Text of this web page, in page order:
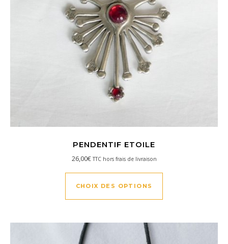
PENDENTIF ETOILE
26,00€ TTC hors frais de livraison
CHOIX DES OPTIONS
Ce produit a